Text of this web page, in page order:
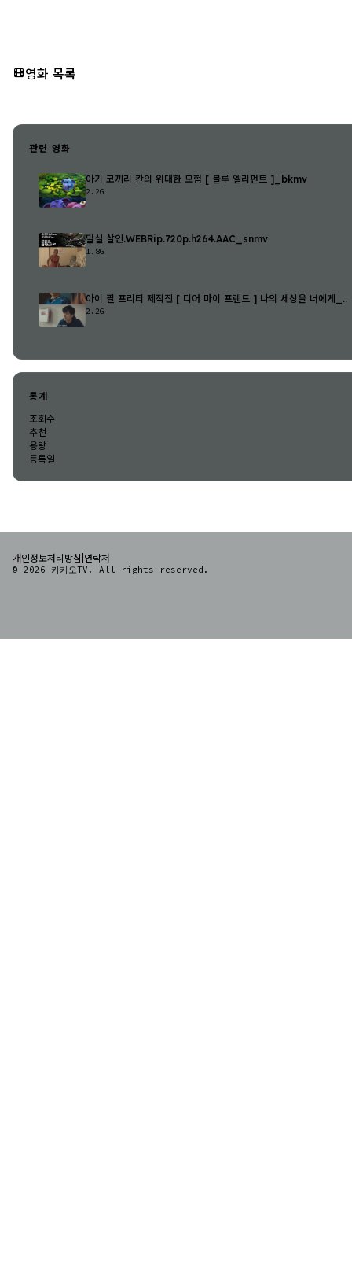
영화 목록
관련 영화
아기 코끼리 칸의 위대한 모험 [ 블루 엘리펀트 ]_bkmv
2.2G
밀실 살인.WEBRip.720p.h264.AAC_snmv
1.8G
아이 필 프리티 제작진 [ 디어 마이 프렌드 ] 나의 세상을 너에게_..
2.2G
통계
조회수
추천
용량
등록일
개인정보처리방침 연락처
© 2026 카카오TV. All rights reserved.